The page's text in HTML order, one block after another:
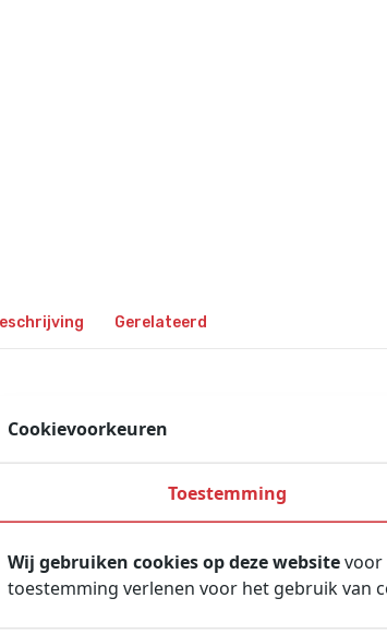
Gerelateerd
voor het opladen van maximaal 4 Braun
biedt een grotere
Cookievoorkeuren
Toestemming
Wij gebruiken cookies op deze websitevoor
toestemming verlenen voor het gebruik van